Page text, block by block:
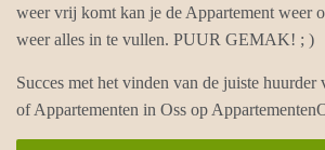
weer vrij komt kan je de Appartement weer
weer alles in te vullen. PUUR GEMAK! ; )
Succes met het vinden van de juiste huurder
of Appartementen in Oss op